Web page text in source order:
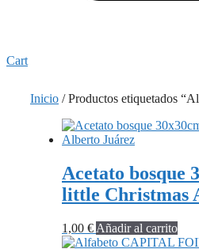
Cart
Inicio / Productos etiquetados
Acetato bosque
little Christmas
1,00 € Añadir al carrito